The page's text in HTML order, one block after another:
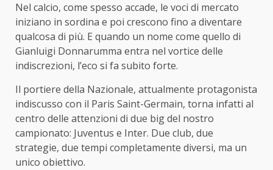
Nel calcio, come spesso accade, le voci di mercato
iniziano in sordina e poi crescono fino a diventare
qualcosa di più. E quando un nome come quello di
Gianluigi Donnarumma entra nel vortice delle
indiscrezioni, l’eco si fa subito forte.
Il portiere della Nazionale, attualmente protagonista
indiscusso con il Paris Saint-Germain, torna infatti al
centro delle attenzioni di due big del nostro
campionato: Juventus e Inter. Due club, due
strategie, due tempi completamente diversi, ma un
unico obiettivo.